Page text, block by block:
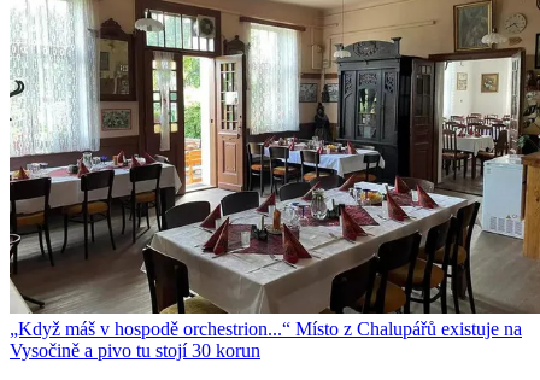
„Když máš v hospodě orchestrion...“ Místo z Chalupářů existuje na
Vysočině a pivo tu stojí 30 korun